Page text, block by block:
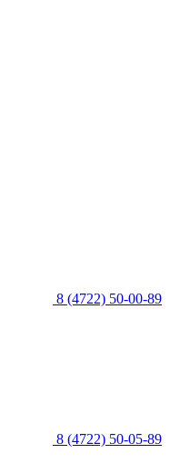
8 (4722) 50-00-89
8 (4722) 50-05-89